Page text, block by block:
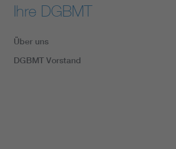
Ihre DGBMT
Über uns
DGBMT Vorstand